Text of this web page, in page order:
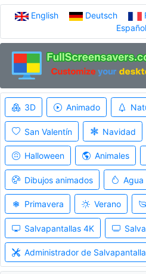
English Deutsch
Español
3D Animado
San Valentín Navidad
Halloween Animales
Dibujos animados Agua
Primavera Verano
Salvapantallas 4K
Administrador de